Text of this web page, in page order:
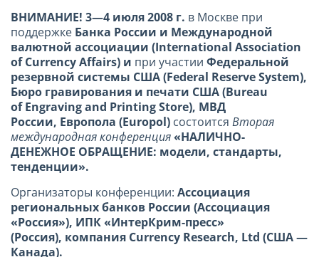
ВНИМАНИЕ! 3—4 июля 2008 г. в Москве при
поддержке Банка России и Международной
валютной ассоциации (International Association
of Currency Affairs) и при участии Федеральной
резервной системы США (Federal Reserve System),
Бюро гравирования и печати США (Bureau
of Engraving and Printing Store), МВД
России, Европола (Europol) состоится Вторая
международная конференция«НАЛИЧНО-
ДЕНЕЖНОЕ ОБРАЩЕНИЕ: модели, стандарты,
тенденции».
Организаторы конференции: Ассоциация
региональных банков России (Ассоциация
«Россия»), ИПК «ИнтерКрим-пресс»
(Россия), компания Currency Research, Ltd (США —
Канада).